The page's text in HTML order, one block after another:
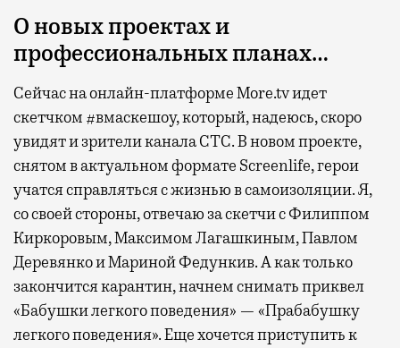
О новых проектах и
профессиональных планах…
Сейчас на онлайн-платформе More.tv идет
скетчком #вмаскешоу, который, надеюсь, скоро
увидят и зрители канала СТС. В новом проекте,
снятом в актуальном формате Screenlife, герои
учатся справляться с жизнью в самоизоляции. Я,
со своей стороны, отвечаю за скетчи с Филиппом
Киркоровым, Максимом Лагашкиным, Павлом
Деревянко и Мариной Федункив. А как только
закончится карантин, начнем снимать приквел
«Бабушки легкого поведения» — «Прабабушку
легкого поведения». Еще хочется приступить к